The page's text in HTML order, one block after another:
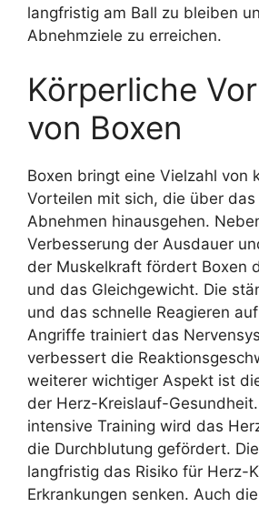
langfristig am Ball zu bleiben
Abnehmziele zu erreichen.
Körperliche
von Boxen
Boxen bringt eine Vielzahl von
Vorteilen mit sich, die über das
Abnehmen hinausgehen.
Verbesserung der Ausdauer
der Muskelkraft fördert Boxen
und das Gleichgewicht. Die
und das schnelle Reagieren
Angriffe trainiert das
verbessert die
weiterer wichtiger Aspekt ist
der Herz-Kreislauf-
intensive Training wird das
die Durchblutung gefördert.
langfristig das Risiko für Herz-
Erkrankungen senken. Auch